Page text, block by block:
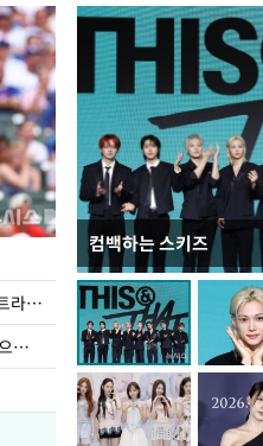
삼성전자, 7일부터 갤럭시 Z 폴드8 울트라·폴드8·플립8 출시
멕시코 인플루언서, 라방 중 괴한 총격으로 사망
컴백하는 스키즈
입추 하루 앞둔 전남
폭염